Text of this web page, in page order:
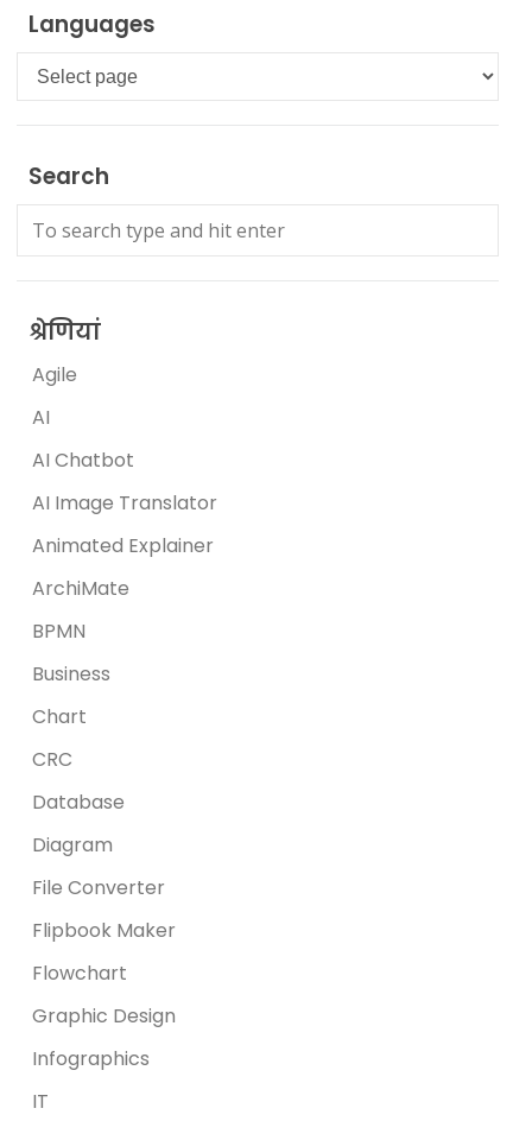
Languages
Languages
Search
श्रेणियां
Agile
AI
AI Chatbot
AI Image Translator
Animated Explainer
ArchiMate
BPMN
Business
Chart
CRC
Database
Diagram
File Converter
Flipbook Maker
Flowchart
Graphic Design
Infographics
IT